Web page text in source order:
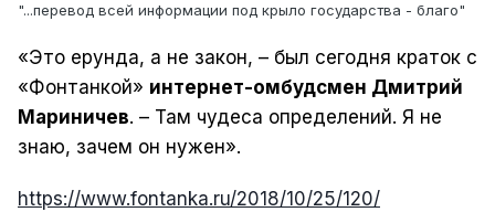
"...перевод всей информации под крыло государства - благо"
«Это ерунда, а не закон, – был сегодня краток с
«Фонтанкой» интернет-омбудсмен Дмитрий
Мариничев. – Там чудеса определений. Я не
знаю, зачем он нужен».
https://www.fontanka.ru/2018/10/25/120/